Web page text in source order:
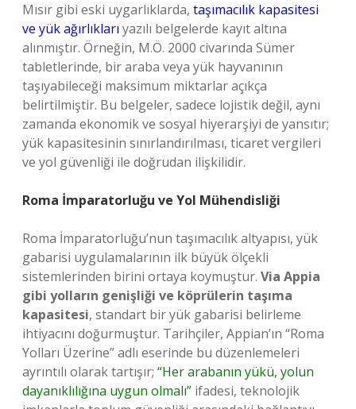
Mısır gibi eski uygarlıklarda, taşımacılık kapasitesi
ve yük ağırlıkları yazılı belgelerde kayıt altına
alınmıştır. Örneğin, M.Ö. 2000 civarında Sümer
tabletlerinde, bir araba veya yük hayvanının
taşıyabileceği maksimum miktarlar açıkça
belirtilmiştir. Bu belgeler, sadece lojistik değil, aynı
zamanda ekonomik ve sosyal hiyerarşiyi de yansıtır;
yük kapasitesinin sınırlandırılması, ticaret vergileri
ve yol güvenliği ile doğrudan ilişkilidir.
Roma İmparatorluğu ve Yol Mühendisliği
Roma İmparatorluğu’nun taşımacılık altyapısı, yük
gabarisi uygulamalarının ilk büyük ölçekli
sistemlerinden birini ortaya koymuştur. Via Appia
gibi yolların genişliği ve köprülerin taşıma
kapasitesi, standart bir yük gabarisi belirleme
ihtiyacını doğurmuştur. Tarihçiler, Appian’ın “Roma
Yolları Üzerine” adlı eserinde bu düzenlemeleri
ayrıntılı olarak tartışır; “Her arabanın yükü, yolun
dayanıklılığına uygun olmalı” ifadesi, teknolojik